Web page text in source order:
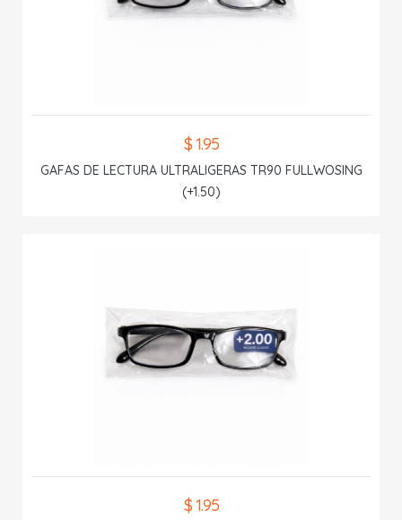
$ 1.95
GAFAS DE LECTURA ULTRALIGERAS TR90 FULLWOSING
(+1.50)
$ 1.95